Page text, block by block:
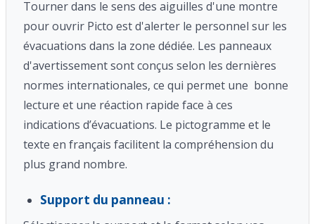
Tourner dans le sens des aiguilles d'une montre
pour ouvrir Picto est d'alerter le personnel sur les
évacuations dans la zone dédiée. Les panneaux
d'avertissement sont conçus selon les dernières
normes internationales, ce qui permet une bonne
lecture et une réaction rapide face à ces
indications d’évacuations. Le pictogramme et le
texte en français facilitent la compréhension du
plus grand nombre.
Support du panneau :